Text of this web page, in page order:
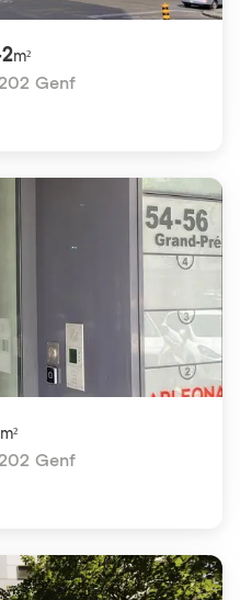
m²
Genf
m²
Genf